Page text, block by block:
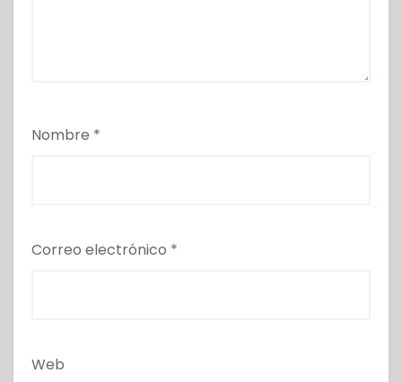
Nombre *
Correo electrónico *
Web